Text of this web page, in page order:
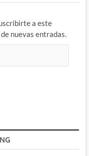
a este
nuevas entradas.